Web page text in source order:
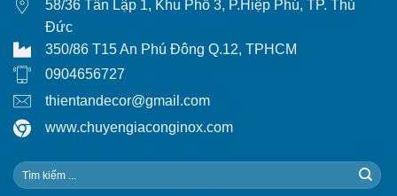
58/36 Tân Lập 1, Khu Phố 3, P.Hiệp Phú, TP. Thủ
Đức
350/86 T15 An Phú Đông Q.12, TPHCM
0904656727
thientandecor@gmail.com
www.chuyengiaconginox.com